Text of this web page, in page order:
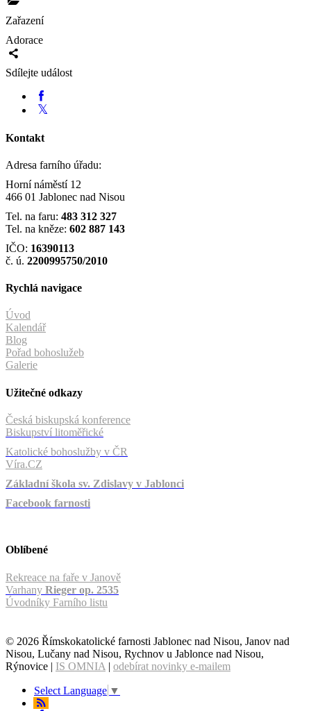
Zařazení
Adorace
Sdílejte událost
Kontakt
Adresa farního úřadu:
Horní náměstí 12
466 01 Jablonec nad Nisou
Tel. na faru: 483 312 327
Tel. na kněze: 602 887 143
IČO: 16390113
č. ú. 2200995750/2010
Rychlá navigace
Úvod
Kalendář
Blog
Pořad bohoslužeb
Galerie
Užitečné odkazy
Česká biskupská konference
Biskupství litoměřické
Katolické bohoslužby v ČR
Víra.CZ
Základní škola sv. Zdislavy v Jablonci
Facebook farnosti
Oblíbené
Rekreace na faře v Janově
Varhany Rieger op. 2535
Úvodníky Farního listu
© 2026 Římskokatolické farnosti Jablonec nad Nisou, Janov nad
Nisou, Lučany nad Nisou, Rychnov u Jablonce nad Nisou,
Rýnovice | IS OMNIA | odebírat novinky e-mailem
Select Language ▼